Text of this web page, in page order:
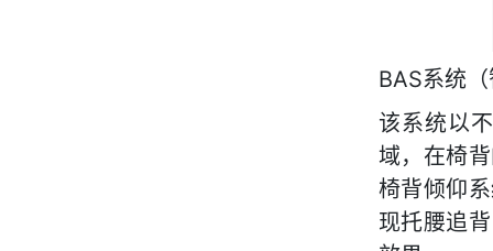
BAS系统
该系统以
域，在椅
椅背倾仰
现托腰追